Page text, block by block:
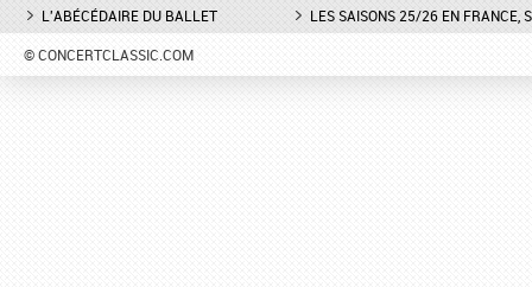
L'ABÉCÉDAIRE DU BALLET
LES SAISONS 25/26 EN FRANCE,
© CONCERTCLASSIC.COM